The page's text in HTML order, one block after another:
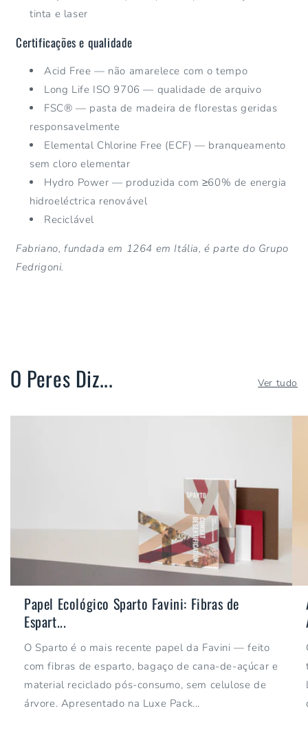
tinta e laser
Certificações e qualidade
Acid Free — não amarelece com o tempo
Long Life ISO 9706 — qualidade de arquivo
FSC® — pasta de madeira de florestas geridas
responsavelmente
Elemental Chlorine Free (ECF) — branqueamento
sem cloro elementar
Hydro Power — produzida com ≥60% de energia
hidroeléctrica renovável
Reciclável
Fabriano, fundada em 1264 em Itália, é parte do Grupo
Fedrigoni.
O Peres Diz... Ver tudo
Papel Ecológico Sparto Favini: Fibras de
Espart...
O Sparto é o mais recente papel da Favini — feito
com fibras de esparto, bagaço de cana-de-açúcar e
material reciclado pós-consumo, sem celulose de
árvore. Apresentado na Luxe Pack...